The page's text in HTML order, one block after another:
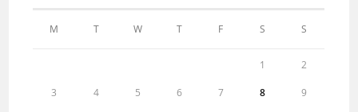
M T W T F S S
1 2
3 4 5 6 7 8 9